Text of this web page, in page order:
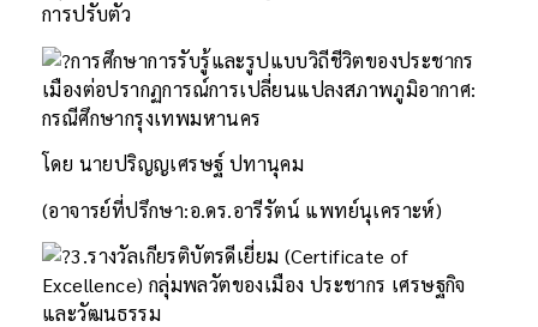
การปรับตัว
การศึกษาการรับรู้และรูปแบบวิถีชีวิตของประชากร
เมืองต่อปรากฏการณ์การเปลี่ยนแปลงสภาพภูมิอากาศ:
กรณีศึกษากรุงเทพมหานคร
โดย นายปริญญเศรษฐ์ ปทานุคม
(อาจารย์ที่ปรึกษา:อ.ดร.อารีรัตน์ แพทย์นุเคราะห์)
3.รางวัลเกียรติบัตรดีเยี่ยม (Certificate of
Excellence) กลุ่มพลวัตของเมือง ประชากร เศรษฐกิจ
และวัฒนธรรม